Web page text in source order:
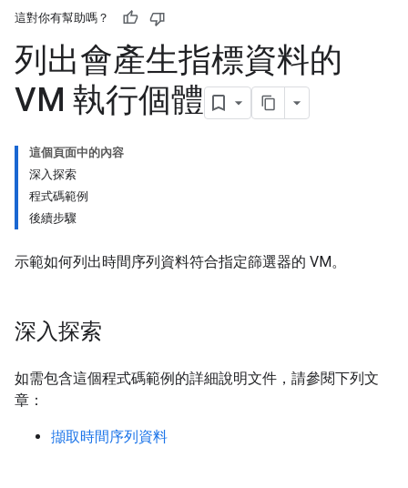
這對你有幫助嗎？
列出會產生指標資料的
VM 執行個體
這個頁面中的內容
深入探索
程式碼範例
後續步驟
示範如何列出時間序列資料符合指定篩選器的 VM。
深入探索
如需包含這個程式碼範例的詳細說明文件，請參閱下列文
章：
擷取時間序列資料